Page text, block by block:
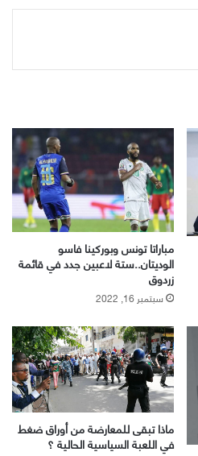
مباراتا تونس وبوركينا فاسو
الوديتان..ستة لاعبين جدد في قائمة
زردوق
سبتمبر 16, 2022
ماذا تبقی للمعارضة من أوراق ضغط
في اللعبة السياسية الحالية ؟